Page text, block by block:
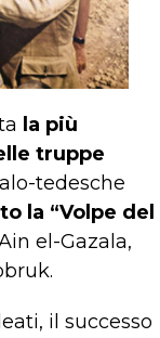
la più
truppe
tedesche
la “Volpe del
el-Gazala,
il successo